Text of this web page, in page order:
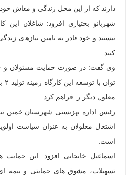
دارند که از این محل زندگی و معاش خود
شهربانو بختیاری افزود: شاغلان این
نیستند و خود قادر به تامین نیازهای
کنند.
وی گفت: در صورت حمایت مسئولان و
معلول دیگر را فراهم کرد.
رئیس اداره بهزیستی شهرستان خمین
اشتغال معلولان به عنوان سیاست
است.
اسماعیل خانجانی افزود: این حمایت
تسهیلات، مشوق های حمایتی و بیمه